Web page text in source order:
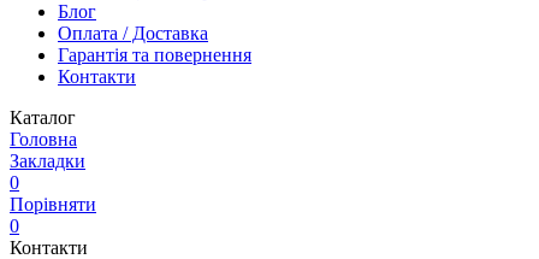
Блог
Оплата / Доставка
Гарантія та повернення
Контакти
Каталог
Головна
Закладки
0
Порівняти
0
Контакти